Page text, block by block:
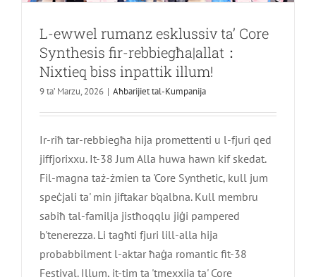
magħna
L-ewwel rumanz esklussiv ta’ Core
Synthesis fir-rebbiegħa|allat：
Nixtieq biss inpattik illum!
9 ta’ Marzu, 2026 | Aħbarijiet tal-Kumpanija
Ir-riħ tar-rebbiegħa hija promettenti u l-fjuri qed
jiffjorixxu. It-38 Jum Alla huwa hawn kif skedat.
Fil-magna taż-żmien ta 'Core Synthetic, kull jum
speċjali ta' min jiftakar b'qalbna. Kull membru
sabiħ tal-familja jistħoqqlu jiġi pampered
b'tenerezza. Li tagħti fjuri lill-alla hija
probabbilment l-aktar ħaġa romantic fit-38
Festival. Illum, it-tim ta 'tmexxija ta' Core